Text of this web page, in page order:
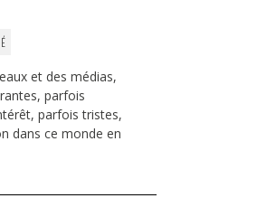
et des médias,
parfois
parfois tristes,
dans ce monde en